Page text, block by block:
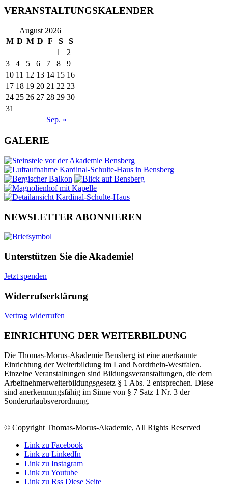
VERANSTALTUNGSKALENDER
August 2026
M D M D F S S
Sep. »
1
2
3
4 5 6 7 8
9
10 11 12 13 14 15 16
17 18 19 20 21 22 23
24 25 26 27 28 29 30
31
GALERIE
NEWSLETTER ABONNIEREN
Unterstützen Sie die Akademie!
Jetzt spenden
Widerrufserklärung
Vertrag widerrufen
EINRICHTUNG DER WEITERBILDUNG
Die Thomas-Morus-Akademie Bensberg ist eine anerkannte
Einrichtung der Weiterbildung im Land Nordrhein-Westfalen.
Einzelne Veranstaltungen sind Bildungsveranstaltungen, die dem
Arbeitnehmerweiterbildungsgesetz § 1 Abs. 2 entsprechen. Diese
sind anerkennungsfähig im Sinne von § 7 Satz 1 Nr. 3 der
Sonderurlaubsverordnung.
© Copyright Thomas-Morus-Akademie, All Rights Reserved
Link zu Facebook
Link zu LinkedIn
Link zu Instagram
Link zu Youtube
Link zu Rss Diese Seite